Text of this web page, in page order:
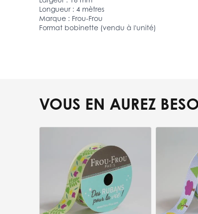
Longueur : 4 mètres
Marque : Frou-Frou
Format bobinette (vendu à l'unité)
VOUS EN AUREZ
Press to skip carousel